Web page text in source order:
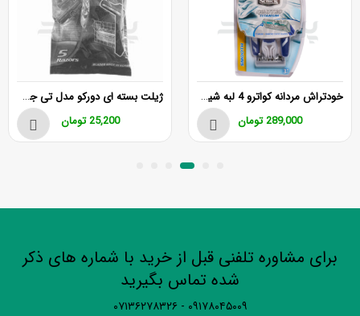
خودتراش مردانه کواترو 4 لبه شیک سه عددی
289,000تومان
ژیلت بسته ای دورکو مدل تی جی پلاس 5 عدد 2 لبه
25,200 تومان
برای مشاوره تلفنی قبل از خرید با شماره های ذکر
شده تماس بگیرید
۰۹۱۷۸۰۴۵۰۰۹ - ۰۷۱۳۶۲۷۸۳۲۶